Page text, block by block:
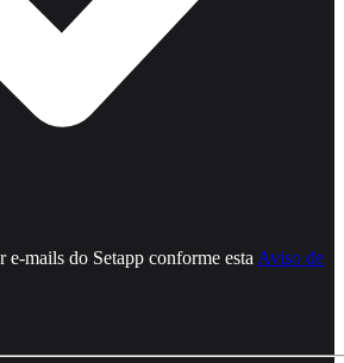
e‑mails do Setapp conforme esta Aviso de